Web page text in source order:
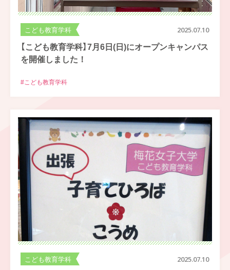
こども教育学科 2025.07.10
【こども教育学科】7月6日(日)にオープンキャンパス
を開催しました！
#こども教育学科
こども教育学科 2025.07.10